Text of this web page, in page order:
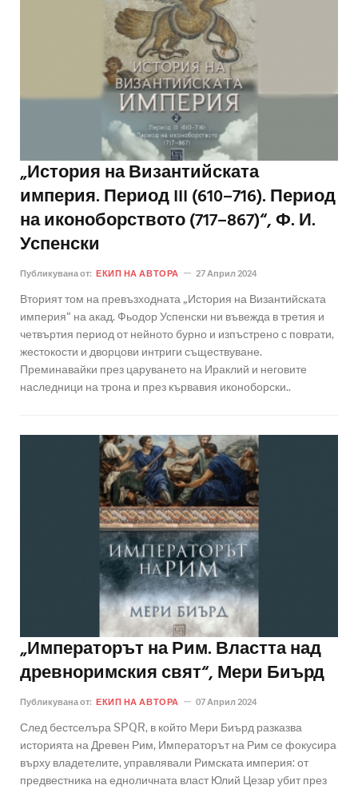
„История на Византийската
империя. Период III (610–716). Период
на иконоборството (717–867)“, Ф. И.
Успенски
Публикувана от: ЕКИП НА АВТОРА 27 Април 2024
Вторият том на превъзходната „История на Византийската
империя“ на акад. Фьодор Успенски ни въвежда в третия и
четвъртия период от нейното бурно и изпъстрено с поврати,
жестокости и дворцови интриги съществуване.
Преминавайки през царуването на Ираклий и неговите
наследници на трона и през кървавия иконоборски..
„Императорът на Рим. Властта над
древноримския свят“, Мери Биърд
Публикувана от: ЕКИП НА АВТОРА 07 Април 2024
След бестселъра SPQR, в който Мери Биърд разказва
историята на Древен Рим, Императорът на Рим се фокусира
върху владетелите, управлявали Римската империя: от
предвестника на едноличната власт Юлий Цезар убит през